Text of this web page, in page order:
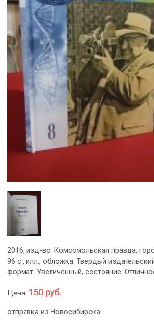
2016, изд-во: Комсомольская правда,
96 с., илл., обложка: Твердый
формат: Увеличенный, состояние:
Цена: 150 руб.
отправка из Новосибирска